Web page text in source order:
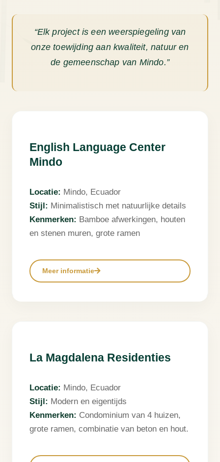
“Elk project is een weerspiegeling van
onze toewijding aan kwaliteit, natuur en
de gemeenschap van Mindo.”
English Language Center
Mindo
Locatie: Mindo, Ecuador
Stijl: Minimalistisch met natuurlijke details
Kenmerken: Bamboe afwerkingen, houten
en stenen muren, grote ramen
Meer informatie
La Magdalena Residenties
Locatie: Mindo, Ecuador
Stijl: Modern en eigentijds
Kenmerken: Condominium van 4 huizen,
grote ramen, combinatie van beton en hout.